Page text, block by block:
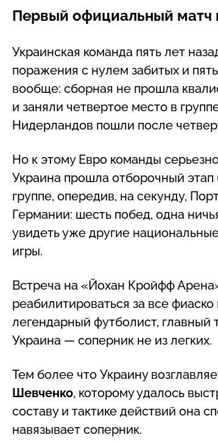
Первый официальный матч
Украинская команда пять лет
поражения с нулем забитых и
вообще: сборная не прошла
и заняли четвертое место в
Нидерландов пошли после
Но к этому Евро команды
Украина прошла отборочный
группе, опередив, на секунду,
Германии: шесть побед, одна
увидеть уже другие
игры.
Встреча на «Йохан Кройфф
реабилитироваться за все
легендарный футболист,
Украина — соперник не из легких.
Тем более что Украину
Шевченко, которому удалось
составу и тактике действий она
навязывает соперник.